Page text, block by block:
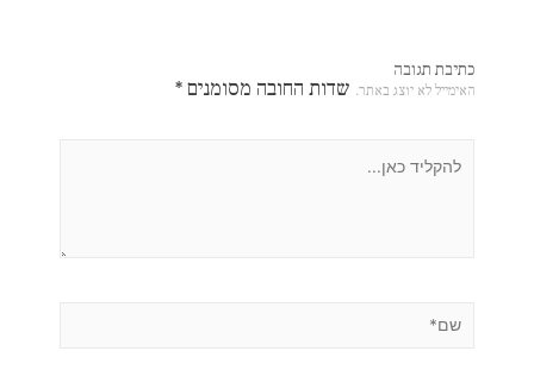
כתיבת תגובה
האימייל לא יוצג באתר. שדות החובה מסומנים*